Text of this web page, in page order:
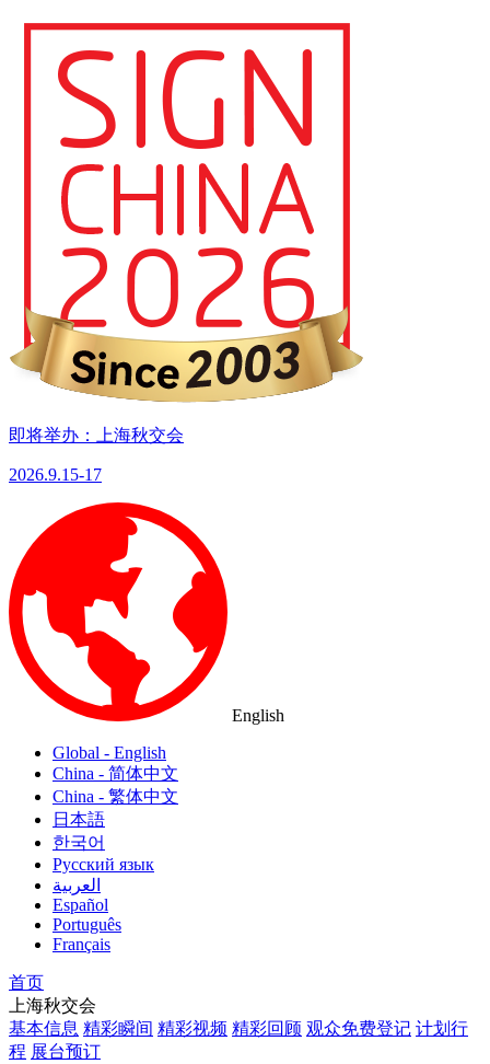
即将举办：上海秋交会
2026.9.15-17
English
Global - English
China - 简体中文
China - 繁体中文
日本語
한국어
Русский язык
العربية
Español
Português
Français
首页
上海秋交会
基本信息 精彩瞬间 精彩视频 精彩回顾 观众免费登记 计划行
程 展台预订